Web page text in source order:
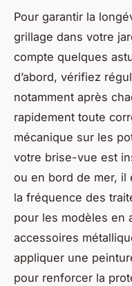
Pour garantir la
grillage dans votre
compte quelques
d’abord, vérifiez
notamment après
rapidement toute
mécanique sur les
votre brise-vue est
ou en bord de mer, il
la fréquence des
pour les modèles en
accessoires
appliquer une
pour renforcer la